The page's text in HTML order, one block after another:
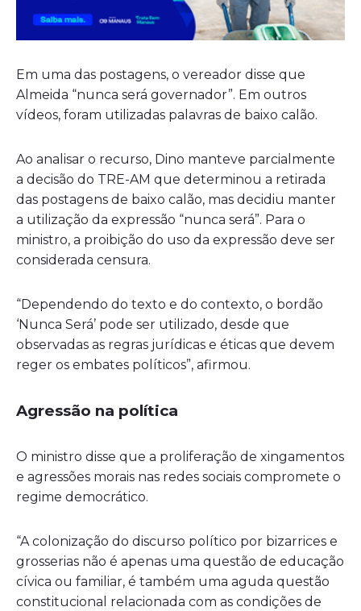
Em uma das postagens, o vereador disse que
Almeida “nunca será governador”. Em outros
vídeos, foram utilizadas palavras de baixo calão.
Ao analisar o recurso, Dino manteve parcialmente
a decisão do TRE-AM que determinou a retirada
das postagens de baixo calão, mas decidiu manter
a utilização da expressão “nunca será”. Para o
ministro, a proibição do uso da expressão deve ser
considerada censura.
“Dependendo do texto e do contexto, o bordão
‘Nunca Será’ pode ser utilizado, desde que
observadas as regras jurídicas e éticas que devem
reger os embates políticos”, afirmou.
Agressão na política
O ministro disse que a proliferação de xingamentos
e agressões morais nas redes sociais compromete o
regime democrático.
“A colonização do discurso político por bizarrices e
grosserias não é apenas uma questão de educação
cívica ou familiar, é também uma aguda questão
constitucional relacionada com as condições de